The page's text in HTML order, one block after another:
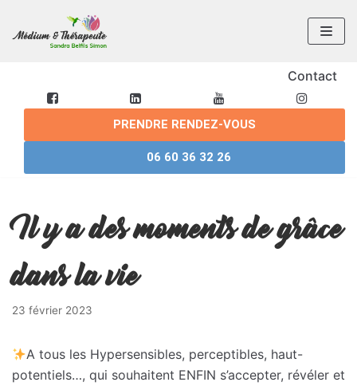
au
Contact
PRENDRE RENDEZ-VOUS
06 60 36 32 26
Il y a des moments de grâce
dans la vie
23 février 2023
A tous les Hypersensibles, perceptibles, haut-
potentiels…, qui souhaitent ENFIN s’accepter, révéler et